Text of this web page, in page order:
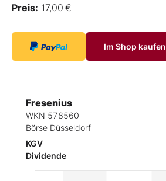
Preis: 17,00 €
Im Shop kaufen
Fresenius
WKN 578560
Börse Düsseldorf
KGV
Dividende